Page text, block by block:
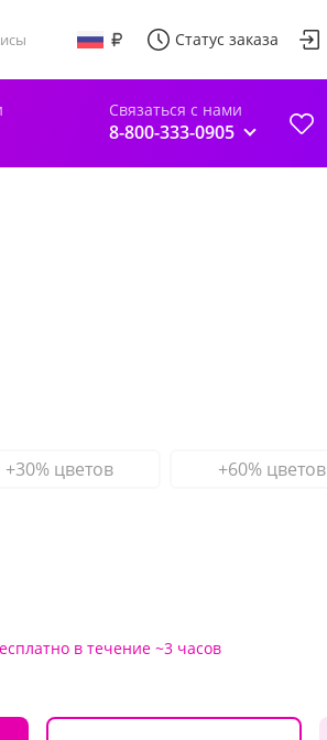
Статус заказа
Связаться с нами
8-800-333-0905
+30% цветов +60% цветов
в течение ~3 часов